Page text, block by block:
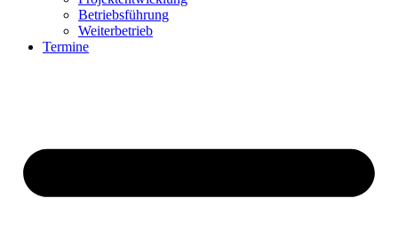
Betriebsführung
Weiterbetrieb
Termine